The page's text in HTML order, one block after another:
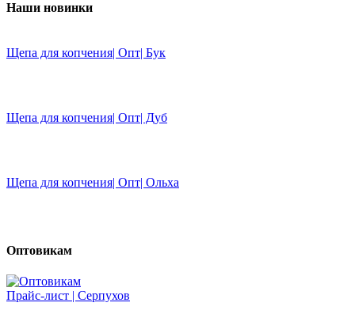
Наши новинки
Щепа для копчения| Опт| Бук
Щепа для копчения| Опт| Дуб
Щепа для копчения| Опт| Ольха
Оптовикам
Прайс-лист | Серпухов